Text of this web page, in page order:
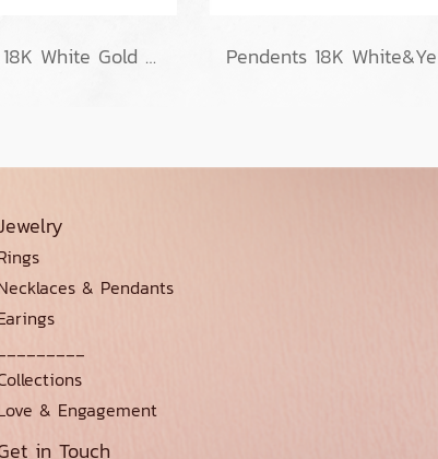
Pendents 18K White Gold with Diamond
& Pendants
& Engagement
in Touch